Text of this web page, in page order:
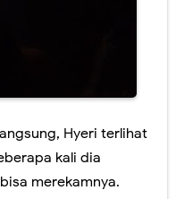
Hyeri terlihat
kali dia
merekamnya.